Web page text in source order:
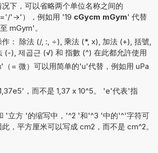
下，可以省略两个单位名称之间的
'->'），例如用 '19 cGycm mGym' 代替
mGym'。
： 除法 (/, :, ÷), 乘法 (*, x), 加法 (+), 括號,
(-), 제곱근 (√) 和 指數 (^) 在此都允許使用
（= 微）可以用简单的'u'代替，例如用 uPa
，而不是 1,37 x 10^5。 'e'代表'指
'立方 '的缩写中，'^2 '和'^3 '中的'^'字符可
，平方厘米可以写成 cm2，而不是 cm^2。